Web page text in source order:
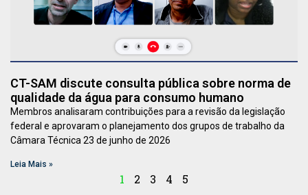
CT-SAM discute consulta pública sobre norma de
qualidade da água para consumo humano
Membros analisaram contribuições para a revisão da legislação
federal e aprovaram o planejamento dos grupos de trabalho da
Câmara Técnica 23 de junho de 2026
Leia Mais »
1 2 3 4 5